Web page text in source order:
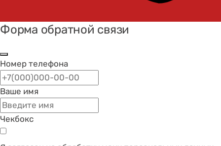
Форма обратной связи
Номер телефона
Ваше имя
Чекбокс